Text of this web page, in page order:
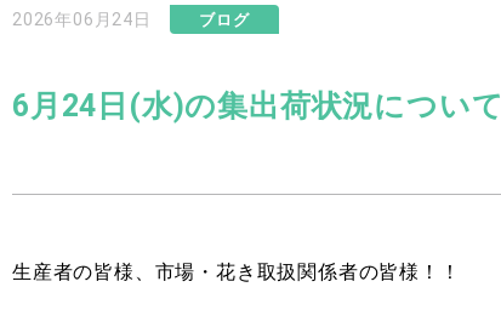
2026年06月24日 ブログ
6月24日(水)の集出荷状況について
生産者の皆様、市場・花き取扱関係者の皆様！！